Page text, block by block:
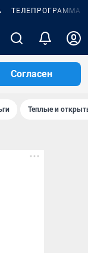
ТЕЛЕПРОГРАММА
Согласен
Теплые и